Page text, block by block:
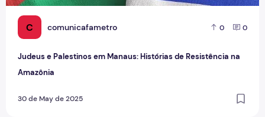
C comunicafametro 0 0
Judeus e Palestinos em Manaus: Histórias de Resistência na
Amazônia
30 de May de 2025